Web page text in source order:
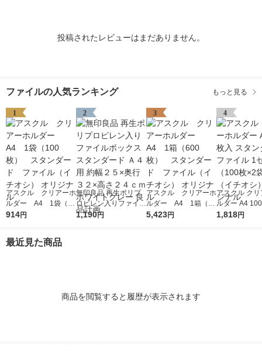
投稿されたレビューはまだありません。
ファイルの人気ランキング もっと見る
1
アスクル クリアーホ
ルダー A4 1袋（10
0枚） スタンダー
914円
2
無印良品 再生ポリプ
ロピレン入りファイル
ボックススタンダード
1,190円
3
アスクル クリアーホ
ルダー A4 1箱（60
0枚） スタンダー
5,423円
4
アスクル ク
ルダー A4
タンダード
1,818円
最近見た商品
商品を閲覧すると履歴が表示されます